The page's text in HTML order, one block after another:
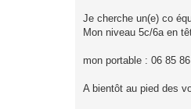
e
Je cherche un(e) co
Mon niveau 5c/6a en
mon portable : 06 85
A bientôt au pied des